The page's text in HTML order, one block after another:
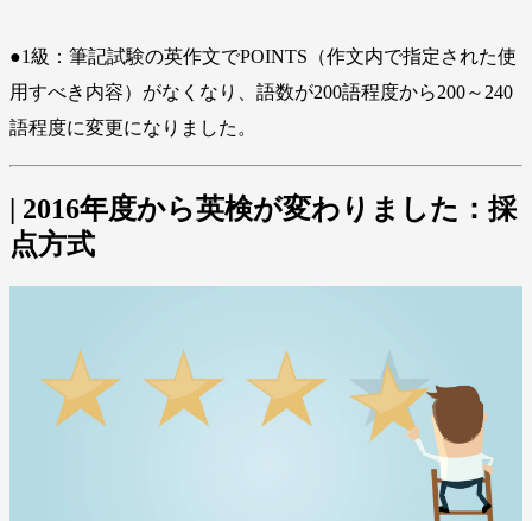
●1級：筆記試験の英作文でPOINTS（作文内で指定された使
用すべき内容）がなくなり、語数が200語程度から200～240
語程度に変更になりました。
| 2016年度から英検が変わりました：採
点方式